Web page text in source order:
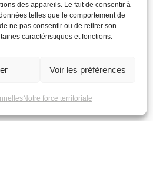
des appareils. Le fait de consentir à
telles que le comportement de
ne pas consentir ou de retirer son
caractéristiques et fonctions.
Voir les préférences
Notre force territoriale
MatelClear